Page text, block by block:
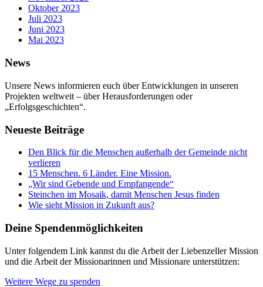
Oktober 2023
Juli 2023
Juni 2023
Mai 2023
News
Unsere News informieren euch über Entwicklungen in unseren
Projekten weltweit – über Herausforderungen oder
„Erfolgsgeschichten“.
Neueste Beiträge
Den Blick für die Menschen außerhalb der Gemeinde nicht
verlieren
15 Menschen. 6 Länder. Eine Mission.
„Wir sind Gebende und Empfangende“
Steinchen im Mosaik, damit Menschen Jesus finden
Wie sieht Mission in Zukunft aus?
Deine Spendenmöglichkeiten
Unter folgendem Link kannst du die Arbeit der Liebenzeller Mission
und die Arbeit der Missionarinnen und Missionare unterstützen:
Weitere Wege zu spenden